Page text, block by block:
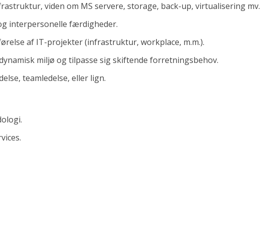
viden om MS servere, storage, back-up, virtualisering mv.
interpersonelle færdigheder.
af IT-projekter (infrastruktur, workplace, m.m.).
miljø og tilpasse sig skiftende forretningsbehov.
teamledelse, eller lign.